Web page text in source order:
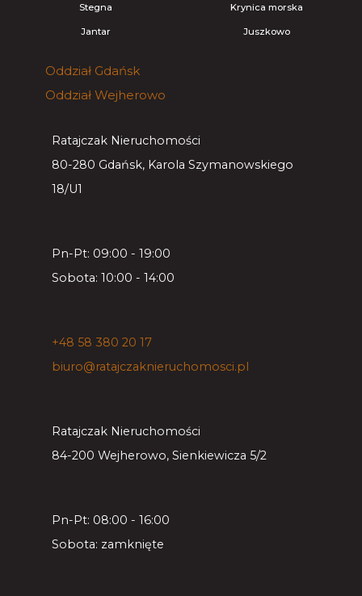
Stegna Krynica morska
Jantar Juszkowo
Oddział Gdańsk
Oddział Wejherowo
Ratajczak Nieruchomości
80-280 Gdańsk, Karola Szymanowskiego
18/U1
Pn-Pt: 09:00 - 19:00
Sobota: 10:00 - 14:00
+48 58 380 20 17
biuro@ratajczaknieruchomosci.pl
Ratajczak Nieruchomości
84-200 Wejherowo, Sienkiewicza 5/2
Pn-Pt: 08:00 - 16:00
Sobota: zamknięte